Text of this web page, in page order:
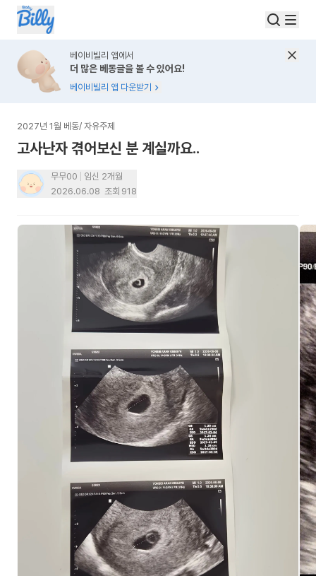
베이비빌리 앱에서
더 많은 베동글을 볼 수 있어요!
베이비빌리 앱 다운받기
2027년 1월 베동/ 자유주제
고사난자 겪어보신 분 계실까요..
무무00
임신 2개월
2026.06.08 조회 918